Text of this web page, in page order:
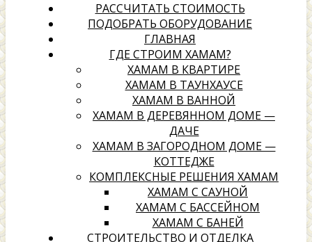
РАССЧИТАТЬ СТОИМОСТЬ
ПОДОБРАТЬ ОБОРУДОВАНИЕ
ГЛАВНАЯ
ГДЕ СТРОИМ ХАМАМ?
ХАМАМ В КВАРТИРЕ
ХАМАМ В ТАУНХАУСЕ
ХАМАМ В ВАННОЙ
ХАМАМ В ДЕРЕВЯННОМ ДОМЕ —
ДАЧЕ
ХАМАМ В ЗАГОРОДНОМ ДОМЕ —
КОТТЕДЖЕ
КОМПЛЕКСНЫЕ РЕШЕНИЯ ХАМАМ
ХАМАМ С САУНОЙ
ХАМАМ С БАССЕЙНОМ
ХАМАМ С БАНЕЙ
СТРОИТЕЛЬСТВО И ОТДЕЛКА